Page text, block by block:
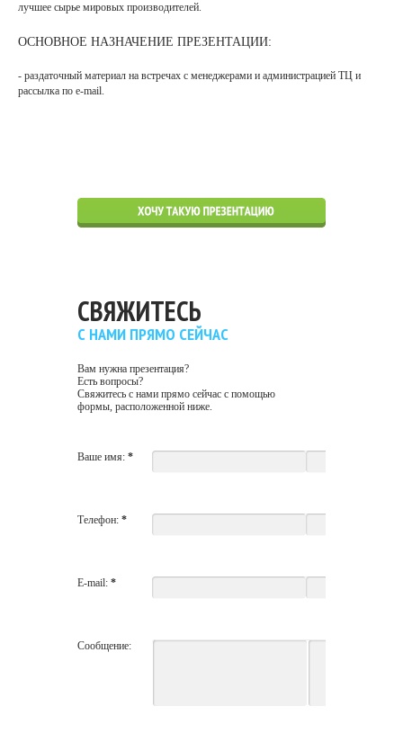
лучшее сырье мировых производителей.
ОСНОВНОЕ НАЗНАЧЕНИЕ ПРЕЗЕНТАЦИИ:
- раздаточный материал на встречах с менеджерами и администрацией ТЦ и
рассылка по e-mail.
СВЯЖИТЕСЬ
С НАМИ ПРЯМО СЕЙЧАС
Вам нужна презентация?
Есть вопросы?
Свяжитесь с нами прямо сейчас с помощью
формы, расположенной ниже.
Ваше имя: *
Телефон: *
E-mail: *
Сообщение: